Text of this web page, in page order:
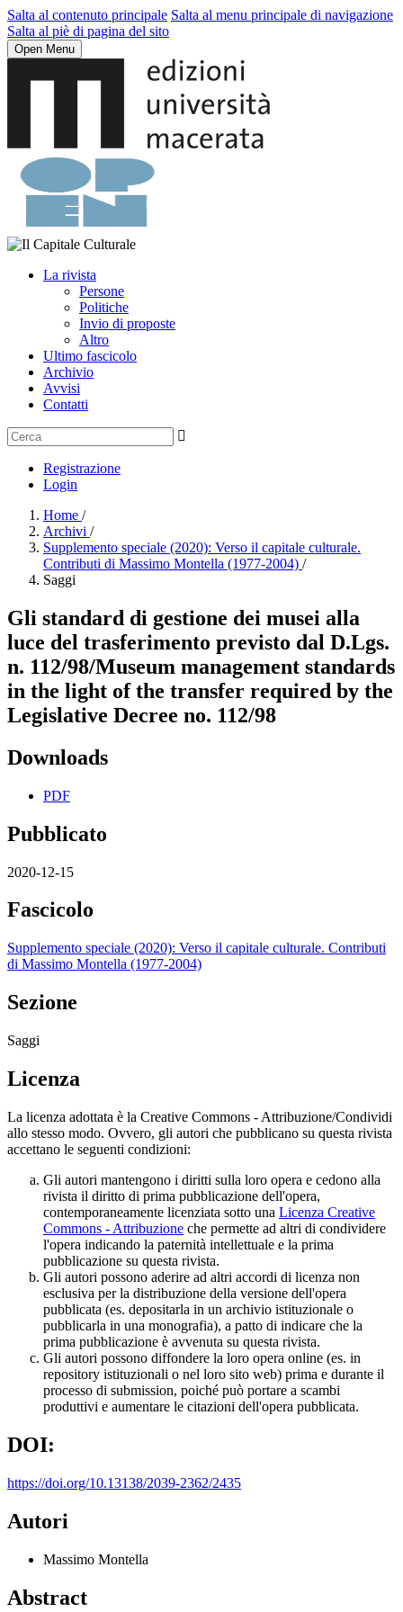
Salta al contenuto principale Salta al menu principale di navigazione
Salta al piè di pagina del sito
Open Menu
La rivista
Persone
Politiche
Invio di proposte
Altro
Ultimo fascicolo
Archivio
Avvisi
Contatti
Registrazione
Login
Home /
Archivi /
Supplemento speciale (2020): Verso il capitale culturale.
Contributi di Massimo Montella (1977-2004) /
Saggi
Gli standard di gestione dei musei alla
luce del trasferimento previsto dal D.Lgs.
n. 112/98/Museum management standards
in the light of the transfer required by the
Legislative Decree no. 112/98
Downloads
PDF
Pubblicato
2020-12-15
Fascicolo
Supplemento speciale (2020): Verso il capitale culturale. Contributi
di Massimo Montella (1977-2004)
Sezione
Saggi
Licenza
La licenza adottata è la Creative Commons - Attribuzione/Condividi
allo stesso modo. Ovvero, gli autori che pubblicano su questa rivista
accettano le seguenti condizioni:
Gli autori mantengono i diritti sulla loro opera e cedono alla
rivista il diritto di prima pubblicazione dell'opera,
contemporaneamente licenziata sotto una Licenza Creative
Commons - Attribuzione che permette ad altri di condividere
l'opera indicando la paternità intellettuale e la prima
pubblicazione su questa rivista.
Gli autori possono aderire ad altri accordi di licenza non
esclusiva per la distribuzione della versione dell'opera
pubblicata (es. depositarla in un archivio istituzionale o
pubblicarla in una monografia), a patto di indicare che la
prima pubblicazione è avvenuta su questa rivista.
Gli autori possono diffondere la loro opera online (es. in
repository istituzionali o nel loro sito web) prima e durante il
processo di submission, poiché può portare a scambi
produttivi e aumentare le citazioni dell'opera pubblicata.
DOI:
https://doi.org/10.13138/2039-2362/2435
Autori
Massimo Montella
Abstract